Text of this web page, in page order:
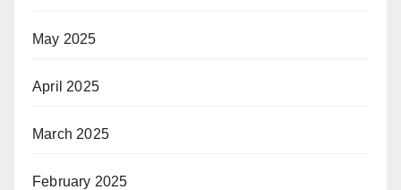
May 2025
April 2025
March 2025
February 2025